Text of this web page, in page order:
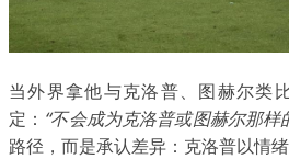
当外界拿他与克洛普、图赫尔类
定： “不会成为克洛普或图赫尔那样
路径，而是承认差异：克洛普以情